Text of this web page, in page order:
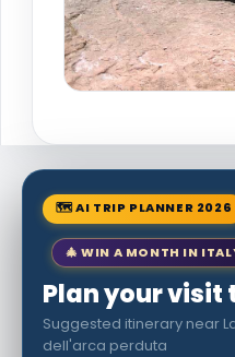
🗺 AI TRIP PLANNER 2026
🎄 WIN A MONTH IN
Plan your visit
Suggested itinerary near
dell'arca perduta